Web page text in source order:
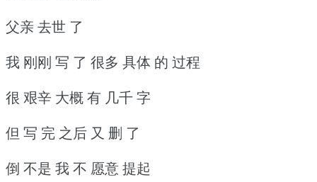
父亲 去世 了
我 刚刚 写 了 很多 具体 的 过程
很 艰辛 大概 有 几千 字
但 写 完 之后 又 删 了
倒 不是 我 不 愿意 提起